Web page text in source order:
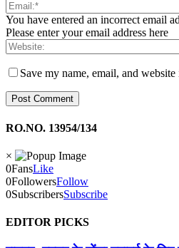
You have entered an incorrect email
Please enter your email address here
Save my name, email, and
RO.NO. 13954/134
×
0FansLike
0FollowersFollow
0SubscribersSubscribe
EDITOR PICKS